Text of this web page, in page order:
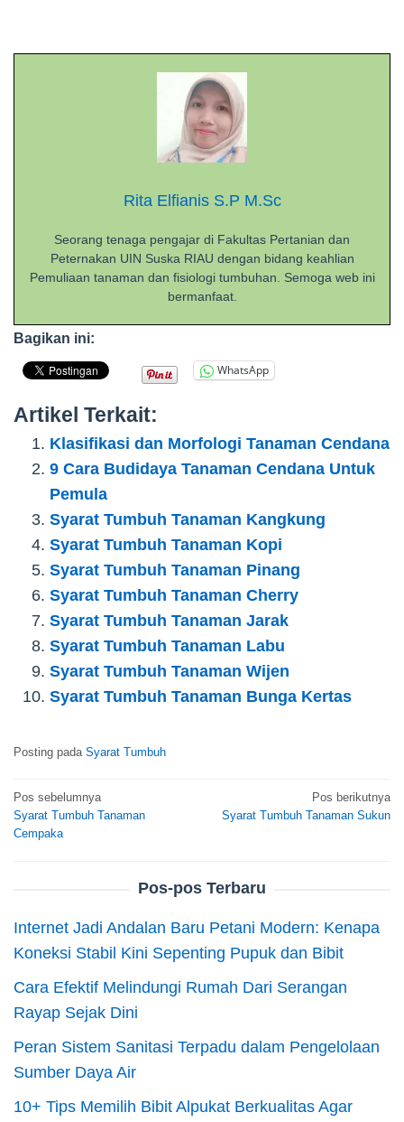
Rita Elfianis S.P M.Sc
Seorang tenaga pengajar di Fakultas Pertanian dan
Peternakan UIN Suska RIAU dengan bidang keahlian
Pemuliaan tanaman dan fisiologi tumbuhan. Semoga web ini
bermanfaat.
Bagikan ini:
WhatsApp
Artikel Terkait:
Klasifikasi dan Morfologi Tanaman Cendana
9 Cara Budidaya Tanaman Cendana Untuk
Pemula
Syarat Tumbuh Tanaman Kangkung
Syarat Tumbuh Tanaman Kopi
Syarat Tumbuh Tanaman Pinang
Syarat Tumbuh Tanaman Cherry
Syarat Tumbuh Tanaman Jarak
Syarat Tumbuh Tanaman Labu
Syarat Tumbuh Tanaman Wijen
Syarat Tumbuh Tanaman Bunga Kertas
Posting pada Syarat Tumbuh
Navigasi
pos
Pos sebelumnya
Syarat Tumbuh Tanaman
Cempaka
Pos berikutnya
Syarat Tumbuh Tanaman Sukun
Pos-pos Terbaru
Internet Jadi Andalan Baru Petani Modern: Kenapa
Koneksi Stabil Kini Sepenting Pupuk dan Bibit
Cara Efektif Melindungi Rumah Dari Serangan
Rayap Sejak Dini
Peran Sistem Sanitasi Terpadu dalam Pengelolaan
Sumber Daya Air
10+ Tips Memilih Bibit Alpukat Berkualitas Agar